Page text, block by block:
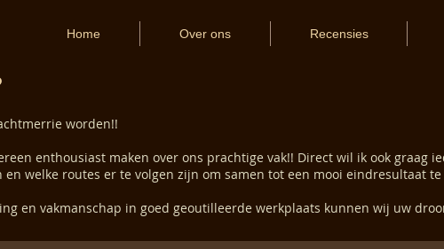
Home Over ons Recensies
worden!!
enthousiast maken over ons prachtige vak!! Direct wil ik ook graag
en welke routes er te volgen zijn om samen tot een mooi eindresultaat te
en vakmanschap in goed geoutilleerde werkplaats kunnen wij uw